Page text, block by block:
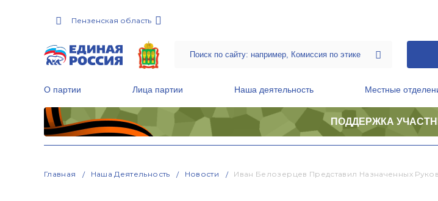
Пензенская область
О партии Лица партии Наша деятельность Местные
ПОДДЕРЖКА
Главная Наша Деятельность Новости Иван Белозерцев Представил Назначенных